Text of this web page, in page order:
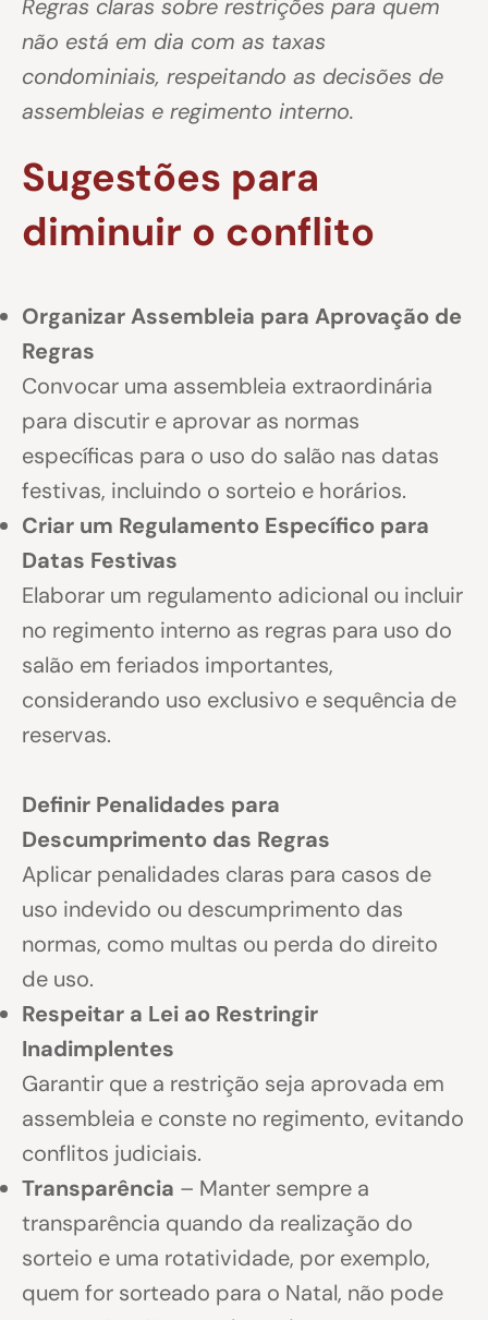
Regras claras sobre restrições para quem
não está em dia com as taxas
condominiais, respeitando as decisões de
assembleias e regimento interno.
Sugestões para
diminuir o conflito
Organizar Assembleia para Aprovação de
Regras
Convocar uma assembleia extraordinária
para discutir e aprovar as normas
específicas para o uso do salão nas datas
festivas, incluindo o sorteio e horários.
Criar um Regulamento Específico para
Datas Festivas
Elaborar um regulamento adicional ou incluir
no regimento interno as regras para uso do
salão em feriados importantes,
considerando uso exclusivo e sequência de
reservas.
Definir Penalidades para
Descumprimento das Regras
Aplicar penalidades claras para casos de
uso indevido ou descumprimento das
normas, como multas ou perda do direito
de uso.
Respeitar a Lei ao Restringir
Inadimplentes
Garantir que a restrição seja aprovada em
assembleia e conste no regimento, evitando
conflitos judiciais.
Transparência – Manter sempre a
transparência quando da realização do
sorteio e uma rotatividade, por exemplo,
quem for sorteado para o Natal, não pode